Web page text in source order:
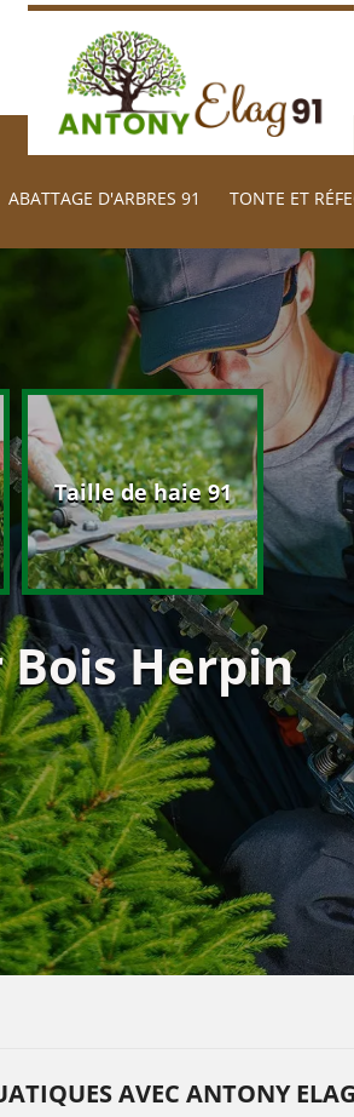
ABATTAGE D'ARBRES 91 TONTE ET
Taille de haie 91
Herpin
AVEC ANTONY ELAG